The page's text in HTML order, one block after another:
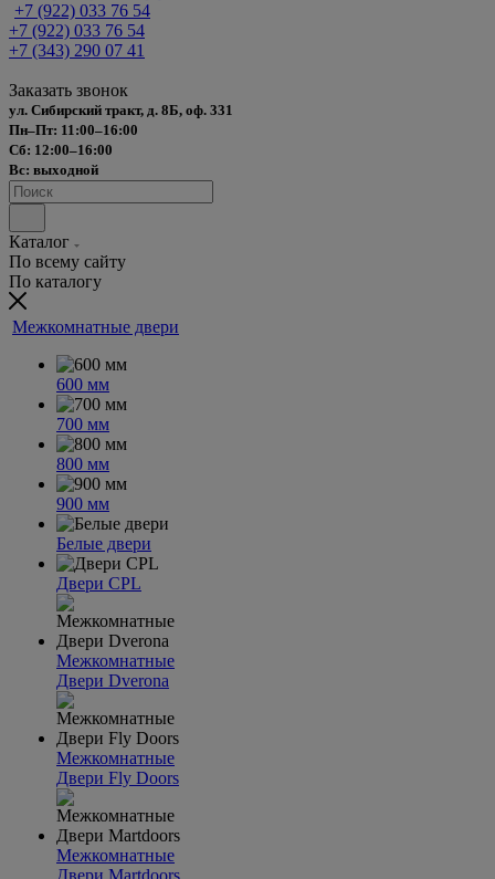
+7 (922) 033 76 54
+7 (922) 033 76 54
+7 (343) 290 07 41
Заказать звонок
ул. Сибирский тракт, д. 8Б, оф. 331
Пн–Пт: 11:00–16:00
Сб: 12:00–16:00
Вс: выходной
Каталог
По всему сайту
По каталогу
Межкомнатные двери
600 мм
700 мм
800 мм
900 мм
Белые двери
Двери CPL
Межкомнатные
Двери Dverona
Межкомнатные
Двери Fly Doors
Межкомнатные
Двери Martdoors